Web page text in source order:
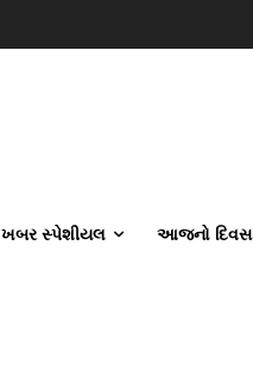
ખબર સ્પેશીયલ આજનો દિવસ